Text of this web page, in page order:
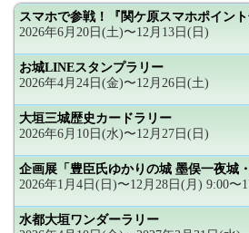
スマホで参戦！『関ケ原スマホポイント
2026年6月20日(土)〜12月13日(日)
お城LINEスタンプラリー
2026年4月24日(金)〜12月26日(土)
大垣三城歴史カードラリー
2026年6月10日(水)〜12月27日(日)
企画展「豊臣氏ゆかりの城 墨俣一夜城
2026年1月4日(日)〜12月28日(月) 9:00〜
水都大垣ワンダーラリー